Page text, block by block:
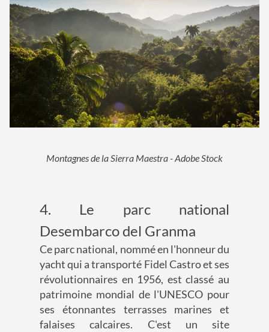
Montagnes de la Sierra Maestra - Adobe Stock
4. Le parc national
Desembarco del Granma
Ce parc national, nommé en l'honneur du
yacht qui a transporté Fidel Castro et ses
révolutionnaires en 1956, est classé au
patrimoine mondial de l'UNESCO pour
ses étonnantes terrasses marines et
falaises calcaires. C'est un site